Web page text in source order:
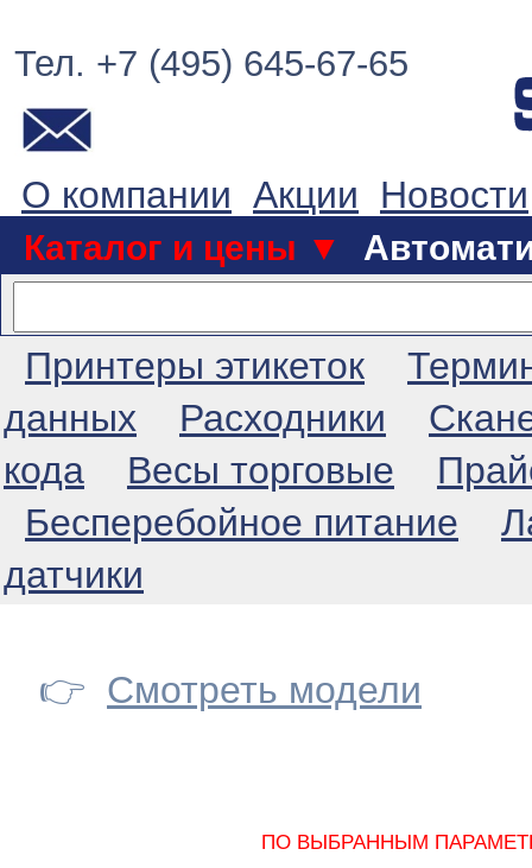
Тел. +7 (495) 645-67-65
О компании Акции Новости
Каталог и цены ▼
Принтеры этикеток
данных
Расходники
кода
Весы торговые
Бесперебойное питание
датчики
👉 Смотреть модели
ПО ВЫБРАННЫМ